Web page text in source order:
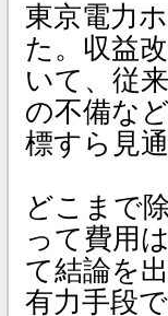
東京電力
た。収益
いて、従
の不備な
標すら見
どこまで
って費用
て結論を
有力手段